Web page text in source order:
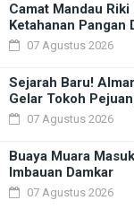
Camat Mandau
Ketahanan Pangan
07 Agustus 2026
Sejarah Baru!
Gelar Tokoh
07 Agustus 2026
Buaya Muara
Imbauan Damkar
07 Agustus 2026